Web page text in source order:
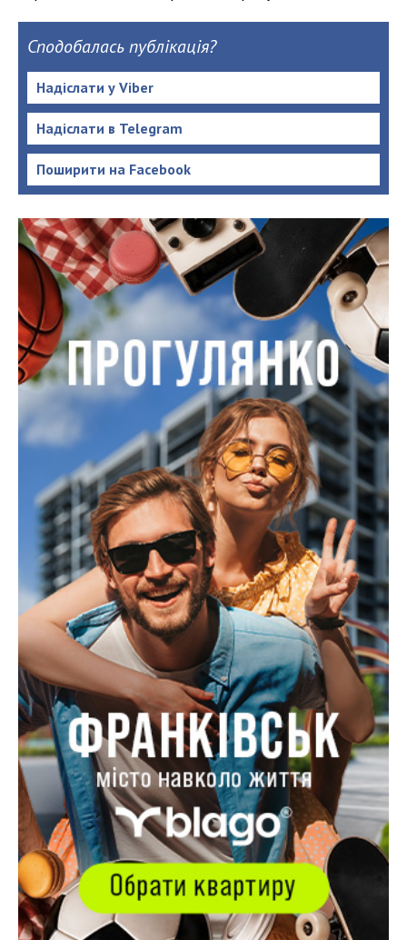
Сподобалась публікація?
Надіслати у Viber
Надіслати в Telegram
Поширити на Facebook